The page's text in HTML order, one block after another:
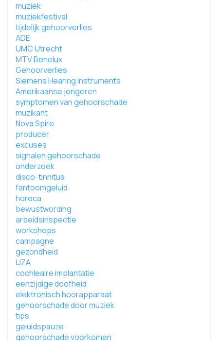
muziek
muziekfestival
tijdelijk gehoorverlies
ADE
UMC Utrecht
MTV Benelux
Gehoorverlies
Siemens Hearing Instruments
Amerikaanse jongeren
symptomen van gehoorschade
muzikant
Nova Spire
producer
excuses
signalen gehoorschade
onderzoek
disco-tinnitus
fantoomgeluid
horeca
bewustwording
arbeidsinspectie
workshops
campagne
gezondheid
UZA
cochleaire implantatie
eenzijdige doofheid
elektronisch hoorapparaat
gehoorschade door muziek
tips
geluidspauze
gehoorschade voorkomen